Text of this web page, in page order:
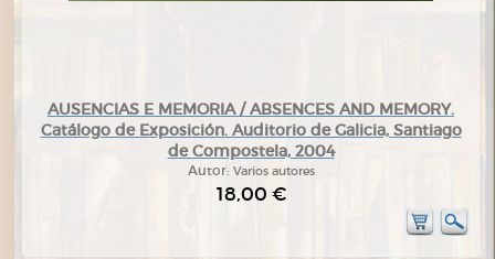
AUSENCIAS E MEMORIA / ABSENCES AND MEMORY.
Catálogo de Exposición. Auditorio de Galicia, Santiago
de Compostela, 2004
Autor: Varios autores
18,00 €